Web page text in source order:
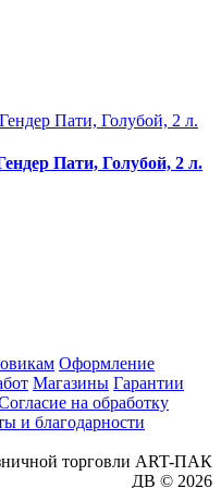
Пати, Голубой, 2 л.
Оформление
Магазины Гарантии
на обработку
и благодарности
торговли ART-ПАК
ДВ © 2026